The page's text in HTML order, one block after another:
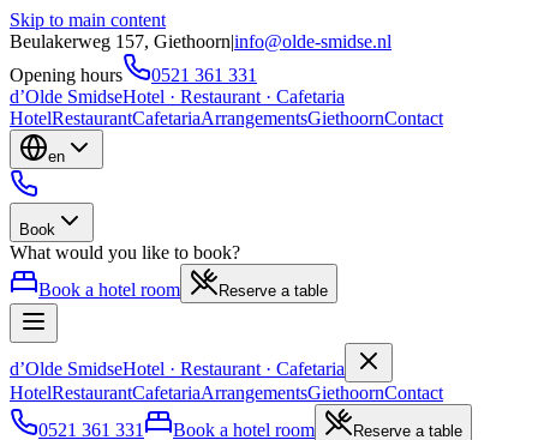
Skip to main content
Beulakerweg 157, Giethoorn|info@olde-smidse.nl
Opening hours
0521 361 331
d’Olde SmidseHotel · Restaurant · Cafetaria
HotelRestaurantCafetariaArrangementsGiethoornContact
en
Book
What would you like to book?
Book a hotel room
Reserve a table
d’Olde SmidseHotel · Restaurant · Cafetaria
HotelRestaurantCafetariaArrangementsGiethoornContact
0521 361 331
Book a hotel room Reserve a table